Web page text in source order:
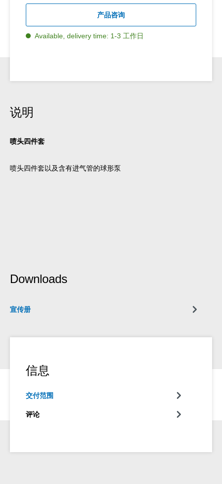
产品咨询
Available, delivery time: 1-3 工作日
说明
喷头四件套
喷头四件套以及含有进气管的球形泵
Downloads
宣传册
信息
交付范围
评论